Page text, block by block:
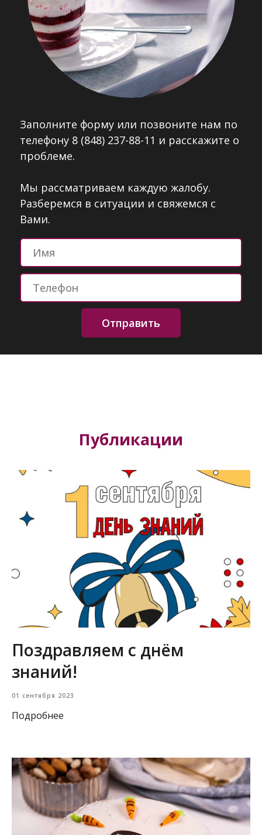
Заполните форму или позвоните нам по
телефону 8 (848) 237-88-11 и расскажите о
проблеме.
Мы рассматриваем каждую жалобу.
Разберемся в ситуации и свяжемся с
Вами.
Отправить
Публикации
Поздравляем с днём
знаний!
01 сентября 2023
Подробнее